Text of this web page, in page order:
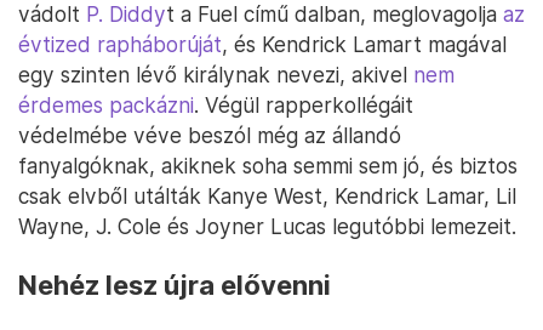
vádolt P. Diddyt a Fuel című dalban, meglovagolja az
évtized rapháborúját, és Kendrick Lamart magával
egy szinten lévő királynak nevezi, akivel nem
érdemes packázni. Végül rapperkollégáit
védelmébe véve beszól még az állandó
fanyalgóknak, akiknek soha semmi sem jó, és biztos
csak elvből utálták Kanye West, Kendrick Lamar, Lil
Wayne, J. Cole és Joyner Lucas legutóbbi lemezeit.
Nehéz lesz újra elővenni